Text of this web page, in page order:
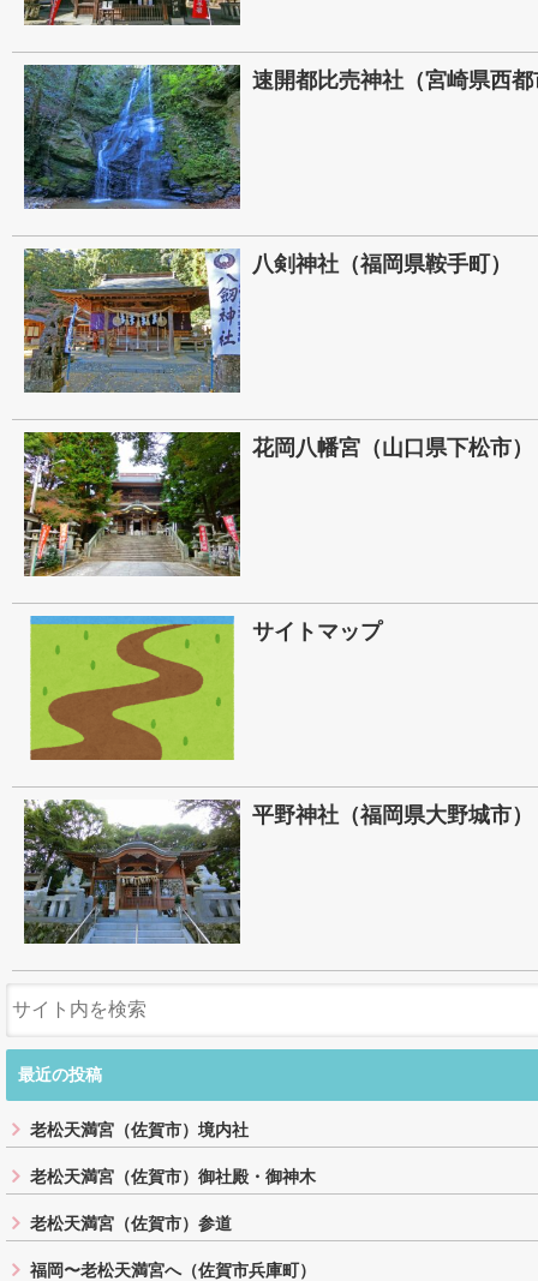
速開都比売神社（宮崎県西
八剣神社（福岡県鞍手町）
花岡八幡宮（山口県下松市）
サイトマップ
平野神社（福岡県大野城市）
最近の投稿
老松天満宮（佐賀市）境内社
老松天満宮（佐賀市）御社殿・御神木
老松天満宮（佐賀市）参道
福岡〜老松天満宮へ（佐賀市兵庫町）